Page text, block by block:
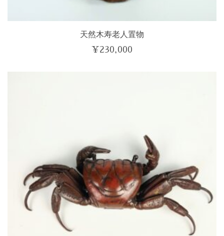
天然木寿老人置物
¥230,000